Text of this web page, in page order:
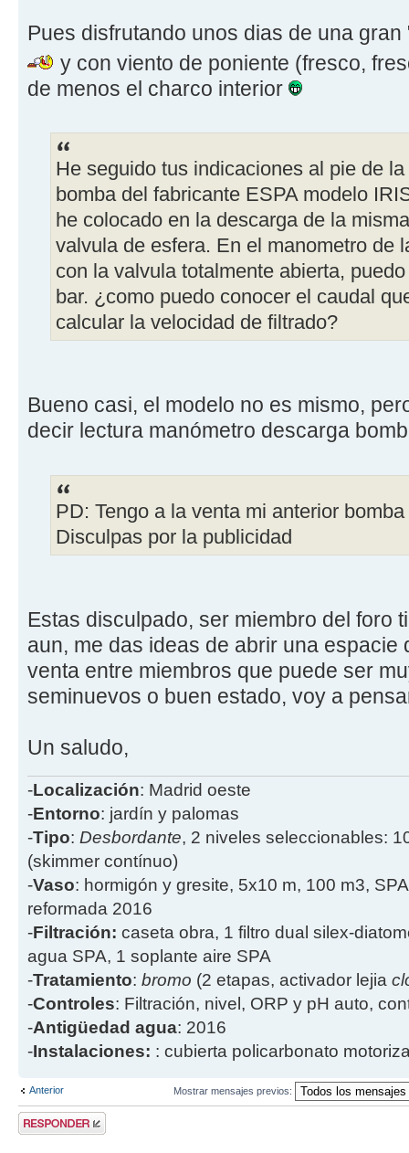
Pues disfrutando unos dias de una
y con viento de poniente (fresco,
de menos el charco interior
He seguido tus indicaciones al pie de
bomba del fabricante ESPA modelo
he colocado en la descarga de la
valvula de esfera. En el manometro de
con la valvula totalmente abierta,
bar. ¿como puedo conocer el caudal
calcular la velocidad de filtrado?
Bueno casi, el modelo no es mismo,
decir lectura manómetro descarga
PD: Tengo a la venta mi anterior
Disculpas por la publicidad
Estas disculpado, ser miembro del foro
aun, me das ideas de abrir una espacie
venta entre miembros que puede ser
seminuevos o buen estado, voy a
Un saludo,
-Localización: Madrid oeste
-Entorno: jardín y palomas
-Tipo: Desbordante, 2 niveles seleccionables:
(skimmer contínuo)
-Vaso: hormigón y gresite, 5x10 m, 100 m3,
reformada 2016
-Filtración: caseta obra, 1 filtro dual silex-
agua SPA, 1 soplante aire SPA
-Tratamiento: bromo (2 etapas, activador lejia
-Controles: Filtración, nivel, ORP y pH auto,
-Antigüedad agua: 2016
-Instalaciones: : cubierta policarbonato
Anterior Mostrar mensajes previos:
Publicar una
respuesta